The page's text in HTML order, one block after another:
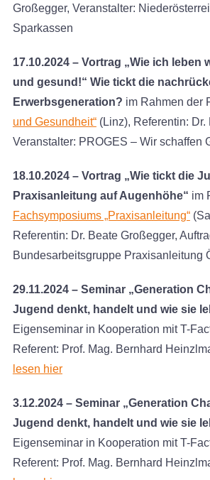
Großegger, Veranstalter:
Sparkassen
17.10.2024 – Vortrag „Wie ich leben
und gesund!“ Wie tickt die
Erwerbsgeneration? im Rahmen der
und Gesundheit“(Linz), Referentin: Dr.
Veranstalter: PROGES – Wir schaffen
18.10.2024 – Vortrag „Wie tickt die
Praxisanleitung auf Augenhöhe“ im
Fachsymposiums „Praxisanleitung“
Referentin: Dr. Beate Großegger,
Bundesarbeitsgruppe Praxisanleitung
29.11.2024 – Seminar „Generation
Jugend denkt, handelt und wie sie
Eigenseminar in Kooperation mit T-
Referent: Prof. Mag. Bernhard
lesen hier
3.12.2024 – Seminar „Generation
Jugend denkt, handelt und wie sie
Eigenseminar in Kooperation mit T-
Referent: Prof. Mag. Bernhard